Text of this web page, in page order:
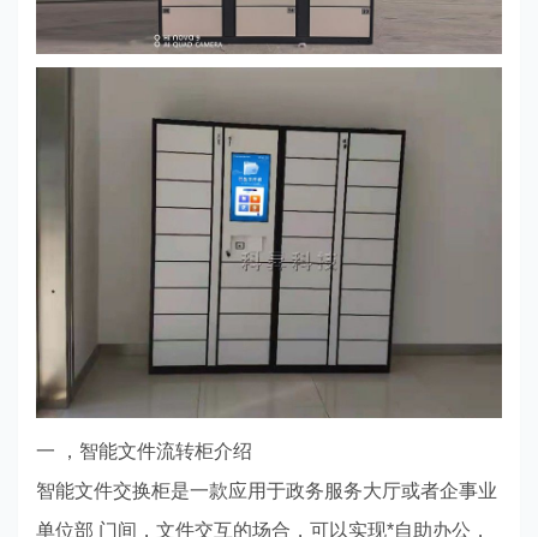
一 ，智能文件流转柜介绍
智能文件交换柜是一款应用于政务服务大厅或者企事业
单位部 门间，文件交互的场合，可以实现*自助办公，